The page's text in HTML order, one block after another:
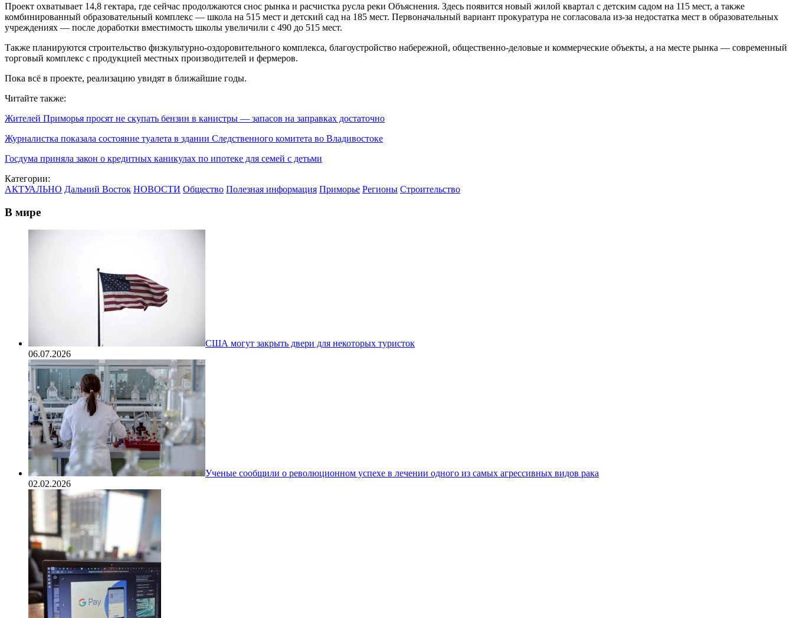
Проект охватывает 14,8 гектара, где сейчас продолжаются снос рынка и расчистка русла реки Объяснения. Здесь появится новый жилой квартал с детским садом на 115 мест, а также
комбинированный образовательный комплекс — школа на 515 мест и детский сад на 185 мест. Первоначальный вариант прокуратура не согласовала из-за недостатка мест в образовательных
учреждениях — после доработки вместимость школы увеличили с 490 до 515 мест.
Также планируются строительство физкультурно-оздоровительного комплекса, благоустройство набережной, общественно-деловые и коммерческие объекты, а на месте рынка — современный
торговый комплекс с продукцией местных производителей и фермеров.
Пока всё в проекте, реализацию увидят в ближайшие годы.
Читайте также:
Жителей Приморья просят не скупать бензин в канистры — запасов на заправках достаточно
Журналистка показала состояние туалета в здании Следственного комитета во Владивостоке
Госдума приняла закон о кредитных каникулах по ипотеке для семей с детьми
Категории:
АКТУАЛЬНО Дальний Восток НОВОСТИ Общество Полезная информация Приморье Регионы Строительство
В мире
США могут закрыть двери для некоторых туристок
06.07.2026
Ученые сообщили о революционном успехе в лечении одного из самых агрессивных видов рака
02.02.2026